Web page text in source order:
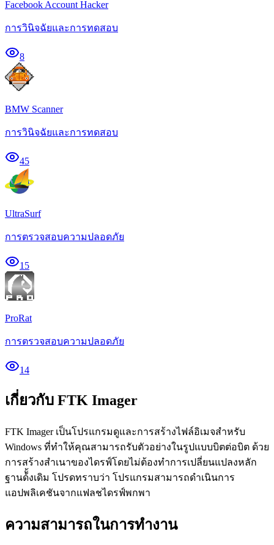
Facebook Account Hacker
การวินิจฉัยและการทดสอบ
8
BMW Scanner
การวินิจฉัยและการทดสอบ
45
UltraSurf
การตรวจสอบความปลอดภัย
15
ProRat
การตรวจสอบความปลอดภัย
14
เกี่ยวกับ FTK Imager
FTK Imager เป็นโปรแกรมดูและการสร้างไฟล์อิเมจสำหรับ
Windows ที่ทำให้คุณสามารถรับตัวอย่างในรูปแบบบิตต่อบิต ด้วย
การสร้างสำเนาของไดรฟ์โดยไม่ต้องทำการเปลี่ยนแปลงหลัก
ฐานด้ั้งเดิม โปรดทราบว่า โปรแกรมสามารถดำเนินการ
แอปพลิเคชันจากแฟลชไดรฟ์พกพา
ความสามารถในการทำงาน